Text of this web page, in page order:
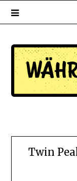
Twin